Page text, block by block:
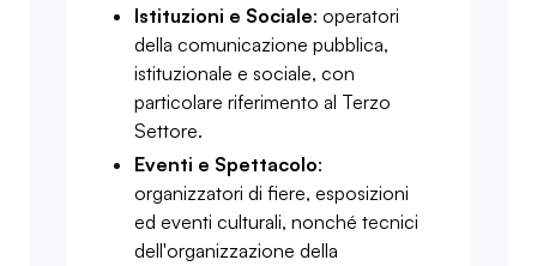
Istituzioni e Sociale: operatori
della comunicazione pubblica,
istituzionale e sociale, con
particolare riferimento al Terzo
Settore.
Eventi e Spettacolo:
organizzatori di fiere, esposizioni
ed eventi culturali, nonché tecnici
dell'organizzazione della